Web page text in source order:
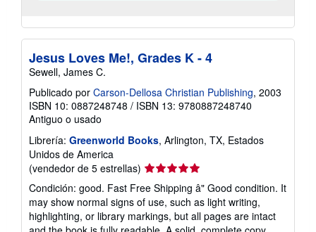
Jesus Loves Me!, Grades K - 4
Sewell, James C.
Publicado por Carson-Dellosa Christian Publishing, 2003
ISBN 10: 0887248748 / ISBN 13: 9780887248740
Antiguo o usado
Librería: Greenworld Books, Arlington, TX, Estados
Unidos de America
(vendedor de 5 estrellas) Calificación
del
vendedor:
5
de
Condición: good. Fast Free Shipping â" Good condition. It
may show normal signs of use, such as light writing,
highlighting, or library markings, but all pages are intact